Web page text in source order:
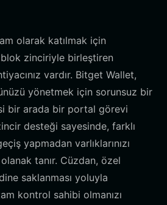
olarak katılmak için
blok zinciriyle birleştiren
vardır. Bitget Wallet,
yönetmek için sorunsuz bir
bir arada bir portal görevi
desteği sayesinde, farklı
yapmadan varlıklarınızı
tanır. Cüzdan, özel
saklanması yoluyla
kontrol sahibi olmanızı